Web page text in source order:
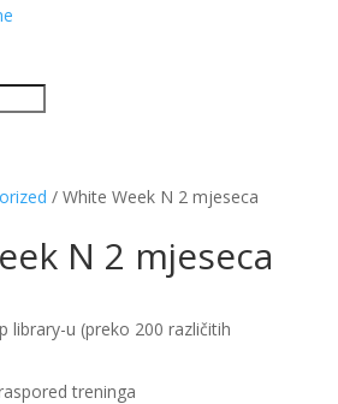
/ White Week N 2 mjeseca
N 2 mjeseca
library-u (preko 200 različitih
treninga